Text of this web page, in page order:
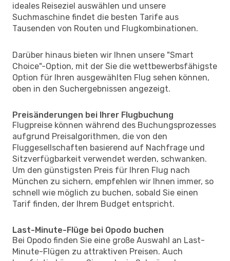
ideales Reiseziel auswählen und unsere
Suchmaschine findet die besten Tarife aus
Tausenden von Routen und Flugkombinationen.
Darüber hinaus bieten wir Ihnen unsere "Smart
Choice"-Option, mit der Sie die wettbewerbsfähigste
Option für Ihren ausgewählten Flug sehen können,
oben in den Suchergebnissen angezeigt.
Preisänderungen bei Ihrer Flugbuchung
Flugpreise können während des Buchungsprozesses
aufgrund Preisalgorithmen, die von den
Fluggesellschaften basierend auf Nachfrage und
Sitzverfügbarkeit verwendet werden, schwanken.
Um den günstigsten Preis für Ihren Flug nach
München zu sichern, empfehlen wir Ihnen immer, so
schnell wie möglich zu buchen, sobald Sie einen
Tarif finden, der Ihrem Budget entspricht.
Last-Minute-Flüge bei Opodo buchen
Bei Opodo finden Sie eine große Auswahl an Last-
Minute-Flügen zu attraktiven Preisen. Auch